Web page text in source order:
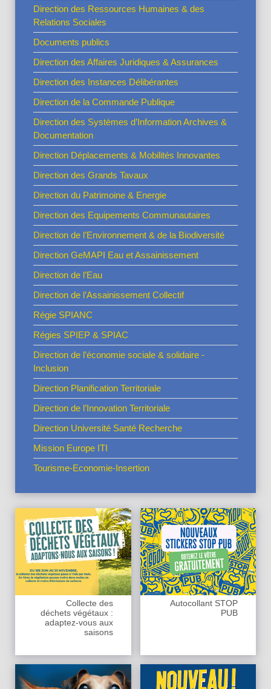
Direction des Ressources Humaines & des
Relations Sociales
Documents publics
Direction des Affaires Juridiques & Assurances
Direction des Instances Délibérantes
Direction de la Commande Publique
Direction des Systèmes d’Information Archives &
Documentation
Direction Déplacements & Mobilités Innovantes
Direction des Grands Tavaux
Direction du Patrimoine & Energie
Direction des Equipements Communautaires
Direction de l’Environnement & de la Biodiversité
Direction GeMAPI Eau et Assainissement
Direction de l’Eau
Direction de l’Assainissement Collectif
Régie SPIANC
Régies SPIEP & SPIAC
Direction de l’économie sociale & solidaire -
Inclusion
Direction Planification Territoriale
Direction de l’Innovation Territoriale
Direction Université Santé Recherche
Mission Europe ITI
Tourisme-Economie-Insertion
Collecte des
déchets végétaux :
adaptez-vous aux
saisons
Autocollant STOP
PUB